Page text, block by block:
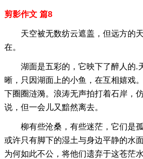
剪影作文 篇8
天空被无数纺云遮盖，但远方的天
在。
湖面是五彩的，它映下了醉人的.
晰，只因湖面上的小鱼，在互相嬉戏
下圈圈涟漪。浪涛无声拍打着石岸，
说，但一会儿又黯然离去。
柳有些沧桑，有些迷茫，它们是孤
或许只有脚下的湿土与身边平静的水
为何如此不公，将他们遗弃于这苍茫